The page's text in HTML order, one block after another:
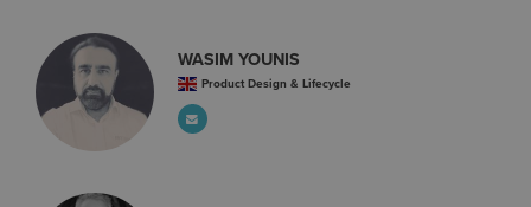
WASIM YOUNIS
Product Design & Lifecycle